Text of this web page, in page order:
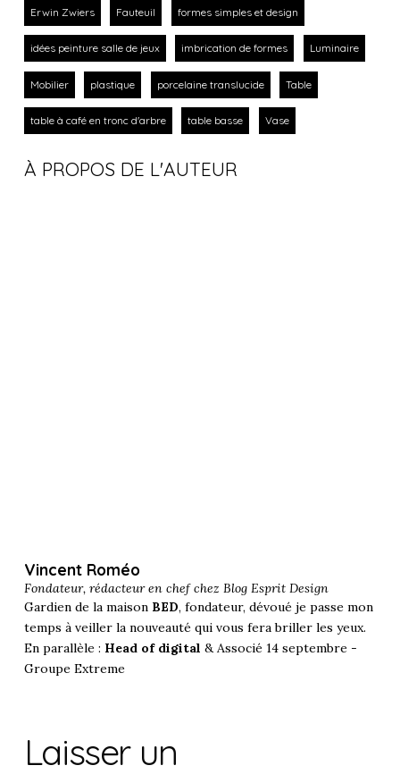
Erwin Zwiers Fauteuil formes simples et design
idées peinture salle de jeux imbrication de formes Luminaire
Mobilier plastique porcelaine translucide Table
table à café en tronc d'arbre table basse Vase
À PROPOS DE L'AUTEUR
Vincent Roméo
Fondateur, rédacteur en chef chez Blog Esprit Design
Gardien de la maison BED, fondateur, dévoué je passe mon
temps à veiller la nouveauté qui vous fera briller les yeux.
En parallèle : Head of digital & Associé 14 septembre -
Groupe Extreme
Laisser un